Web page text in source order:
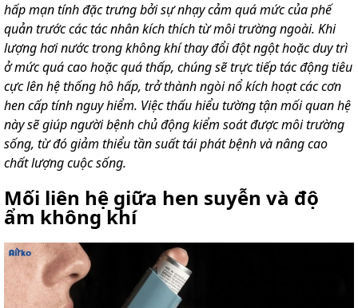
Liên
hệ
hấp mạn tính đặc trưng bởi sự nhạy cảm quá mức của phế
quản trước các tác nhân kích thích từ môi trường ngoài. Khi
lượng hơi nước trong không khí thay đổi đột ngột hoặc duy trì
ở mức quá cao hoặc quá thấp, chúng sẽ trực tiếp tác động tiêu
cực lên hệ thống hô hấp, trở thành ngòi nổ kích hoạt các cơn
hen cấp tính nguy hiểm. Việc thấu hiểu tường tận mối quan hệ
này sẽ giúp người bệnh chủ động kiểm soát được môi trường
sống, từ đó giảm thiểu tần suất tái phát bệnh và nâng cao
chất lượng cuộc sống.
Mối liên hệ giữa hen suyễn và độ
ẩm không khí